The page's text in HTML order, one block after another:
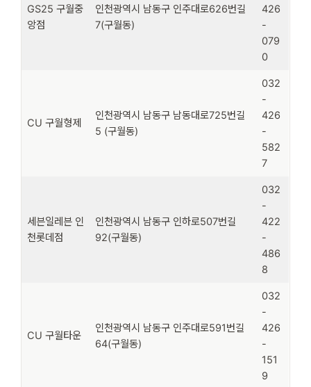
GS25 구월중
앙점
인천광역시 남동구 인주대로626번길
7(구월동)
426
-
079
0
CU 구월형제
인천광역시 남동구 남동대로725번길
5 (구월동)
032
-
426
-
582
7
세븐일레븐 인
천롯데점
인천광역시 남동구 인하로507번길
92(구월동)
032
-
422
-
486
8
CU 구월타운
인천광역시 남동구 인주대로591번길
64(구월동)
032
-
426
-
151
9